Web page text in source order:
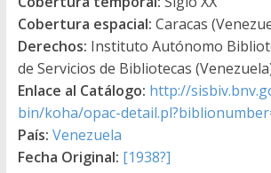
Cobertura espacial: Caracas
Derechos: Instituto Autónomo
de Servicios de Bibliotecas
Enlace al Catálogo: http://
bin/koha/opac-
País: Venezuela
Fecha Original: [1938?]